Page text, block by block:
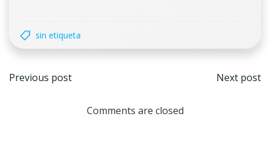
sin etiqueta
Navegación
Previous post Next post
Comments are closed